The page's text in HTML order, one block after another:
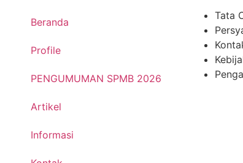
Beranda
Profile
PENGUMUMAN SPMB 2026
Artikel
Informasi
Tata